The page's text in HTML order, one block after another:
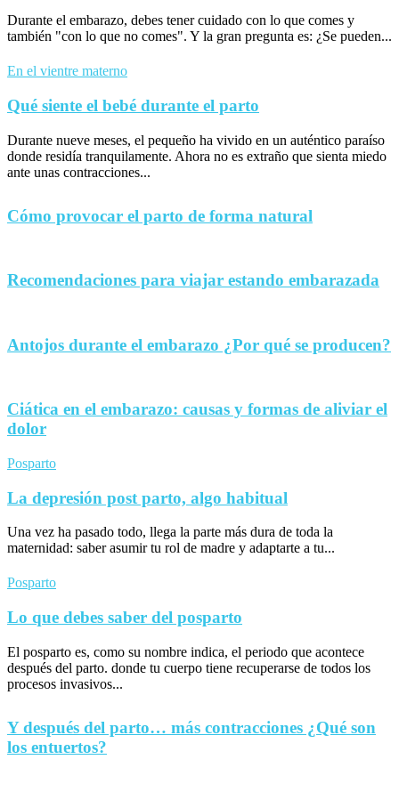
Durante el embarazo, debes tener cuidado con lo que comes y
también "con lo que no comes". Y la gran pregunta es: ¿Se pueden...
En el vientre materno
Qué siente el bebé durante el parto
Durante nueve meses, el pequeño ha vivido en un auténtico paraíso
donde residía tranquilamente. Ahora no es extraño que sienta miedo
ante unas contracciones...
Cómo provocar el parto de forma natural
Recomendaciones para viajar estando embarazada
Antojos durante el embarazo ¿Por qué se producen?
Ciática en el embarazo: causas y formas de aliviar el
dolor
Posparto
La depresión post parto, algo habitual
Una vez ha pasado todo, llega la parte más dura de toda la
maternidad: saber asumir tu rol de madre y adaptarte a tu...
Posparto
Lo que debes saber del posparto
El posparto es, como su nombre indica, el periodo que acontece
después del parto. donde tu cuerpo tiene recuperarse de todos los
procesos invasivos...
Y después del parto… más contracciones ¿Qué son
los entuertos?